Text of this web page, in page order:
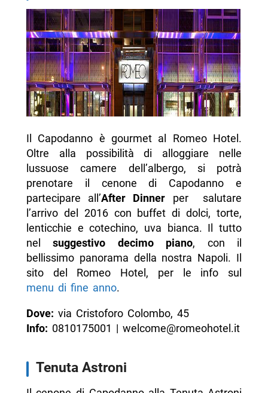
Il Capodanno è gourmet al Romeo Hotel.
Oltre alla possibilità di alloggiare nelle
lussuose camere dell’albergo, si potrà
prenotare il cenone di Capodanno e
partecipare all’After Dinner per salutare
l’arrivo del 2016 con buffet di dolci, torte,
lenticchie e cotechino, uva bianca. Il tutto
nel
suggestivo decimo piano, con il
bellissimo panorama della nostra Napoli. Il
sito del Romeo Hotel, per le info sul
menu di fine anno.
Dove: via Cristoforo Colombo, 45
Info: 0810175001 | welcome@romeohotel.it
Tenuta Astroni